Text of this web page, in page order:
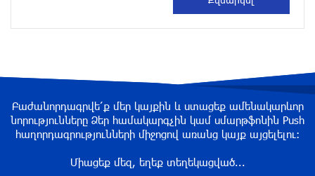
Անհավասարակշռության և նոր
Ես հավատում եմ, որ «Արարարտ-Արմենիան»
ունակ է անցնել որակավորման վերջին փուլ.
Բերեզովսկի
6 ժամ առաջ
Գերմանիայում ահաբեկչության գործով
Բաժանորդագրվե՛ք մեր կայքին և ստացեք ամենակարևոր
նորությունները Ձեր համակարգչին կամ սմարթֆոնին Push
հաղորդագրությունների միջոցով առանց կայք այցելելու։
Միացեք մեզ, եղեք տեղեկացված...